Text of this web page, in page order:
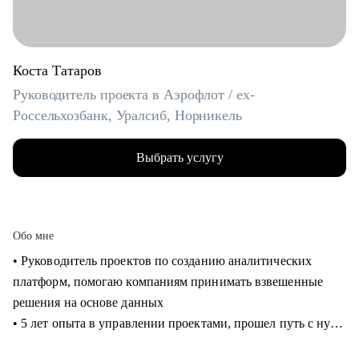
Коста Татаров
Руководитель проекта в Аэрофлот / ex-
Россельхозбанк, Уралсиб, Норникель
Выбрать услугу
Обо мне
• Руководитель проектов по созданию аналитических
платформ, помогаю компаниям принимать взвешенные
решения на основе данных
• 5 лет опыта в управлении проектами, прошел путь с нуля